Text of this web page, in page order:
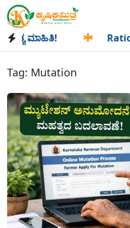
ಮಾಹಿತಿ! Ration
Tag: Mutation